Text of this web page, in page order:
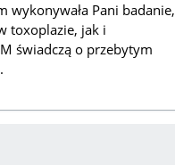
Pani badanie,
toxoplazie, jak i
świadczą o przebytym
.